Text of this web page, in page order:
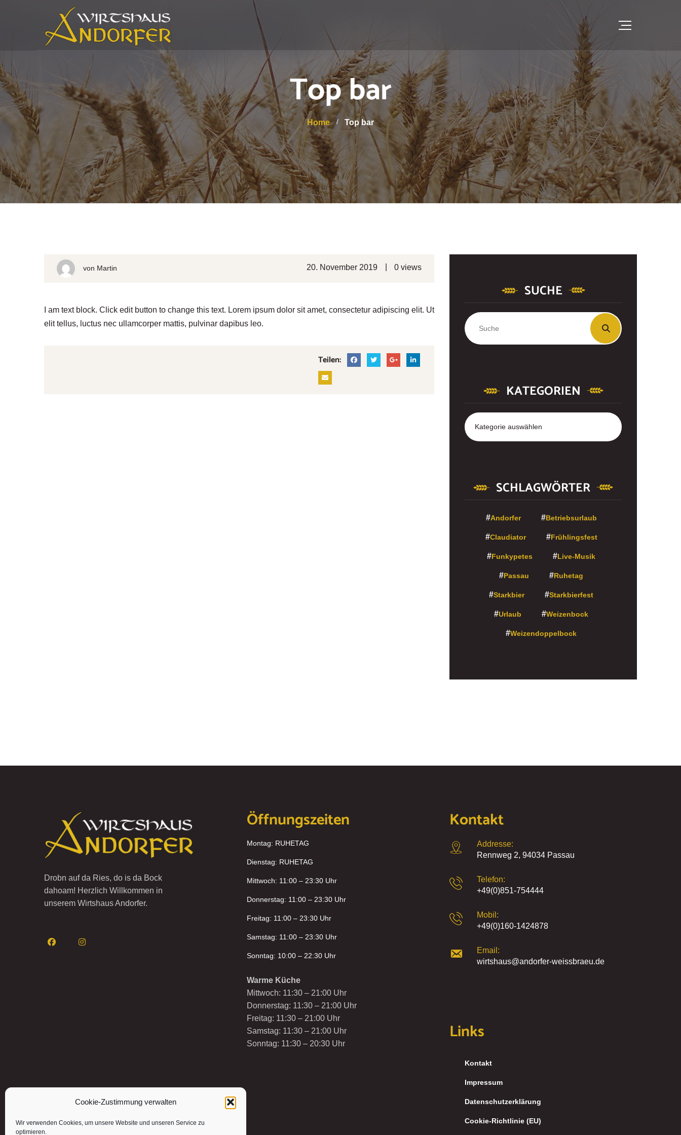
Cookie-Zustimmung verwalten
Wir verwenden Cookies, um unsere Website und unseren Service zu
optimieren.
Top bar
Home Top bar
von Martin 20. November 2019 0 views
I am text block. Click edit button to change this text. Lorem ipsum dolor sit amet, consectetur adipiscing elit. Ut
elit tellus, luctus nec ullamcorper mattis, pulvinar dapibus leo.
Teilen:
SUCHE
KATEGORIEN
Kategorien
SCHLAGWÖRTER
Andorfer Betriebsurlaub
Claudiator Frühlingsfest
Funkypetes Live-Musik
Passau Ruhetag
Starkbier Starkbierfest
Urlaub Weizenbock
Weizendoppelbock
Drobn auf da Ries, do is da Bock
dahoam! Herzlich Willkommen in
unserem Wirtshaus Andorfer.
Öffnungszeiten
Montag: RUHETAG
Dienstag: RUHETAG
Mittwoch: 11:00 – 23:30 Uhr
Donnerstag: 11:00 – 23:30 Uhr
Freitag: 11:00 – 23:30 Uhr
Samstag: 11:00 – 23:30 Uhr
Sonntag: 10:00 – 22:30 Uhr
Warme Küche
Mittwoch: 11:30 – 21:00 Uhr
Donnerstag: 11:30 – 21:00 Uhr
Freitag: 11:30 – 21:00 Uhr
Samstag: 11:30 – 21:00 Uhr
Sonntag: 11:30 – 20:30 Uhr
Kontakt
Addresse:
Rennweg 2, 94034 Passau
Telefon:
+49(0)851-754444
Mobil:
+49(0)160-1424878
Email:
wirtshaus@andorfer-weissbraeu.de
Links
Kontakt
Impressum
Datenschutzerklärung
Cookie-Richtlinie (EU)